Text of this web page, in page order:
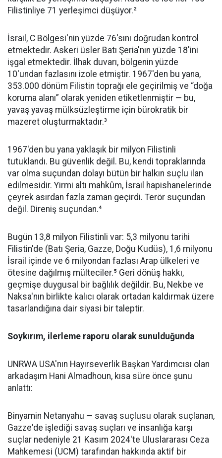
Filistinliye 71 yerleşimci düşüyor.²
İsrail, C Bölgesi'nin yüzde 76'sını doğrudan kontrol
etmektedir. Askeri üsler Batı Şeria'nın yüzde 18'ini
işgal etmektedir. İlhak duvarı, bölgenin yüzde
10'undan fazlasını izole etmiştir. 1967'den bu yana,
353.000 dönüm Filistin toprağı ele geçirilmiş ve “doğa
koruma alanı” olarak yeniden etiketlenmiştir — bu,
yavaş yavaş mülksüzleştirme için bürokratik bir
mazeret oluşturmaktadır.³
1967'den bu yana yaklaşık bir milyon Filistinli
tutuklandı. Bu güvenlik değil. Bu, kendi topraklarında
var olma suçundan dolayı bütün bir halkın suçlu ilan
edilmesidir. Yirmi altı mahkûm, İsrail hapishanelerinde
çeyrek asırdan fazla zaman geçirdi. Terör suçundan
değil. Direniş suçundan.⁴
Bugün 13,8 milyon Filistinli var: 5,3 milyonu tarihi
Filistin'de (Batı Şeria, Gazze, Doğu Kudüs), 1,6 milyonu
İsrail içinde ve 6 milyondan fazlası Arap ülkeleri ve
ötesine dağılmış mülteciler.⁵ Geri dönüş hakkı,
geçmişe duygusal bir bağlılık değildir. Bu, Nekbe ve
Naksa'nın birlikte kalıcı olarak ortadan kaldırmak üzere
tasarlandığına dair siyasi bir taleptir.
Soykırım, ilerleme raporu olarak sunulduğunda
UNRWA USA'nın Hayırseverlik Başkan Yardımcısı olan
arkadaşım Hani Almadhoun, kısa süre önce şunu
anlattı:
Binyamin Netanyahu — savaş suçlusu olarak suçlanan,
Gazze'de işlediği savaş suçları ve insanlığa karşı
suçlar nedeniyle 21 Kasım 2024'te Uluslararası Ceza
Mahkemesi (UCM) tarafından hakkında aktif bir